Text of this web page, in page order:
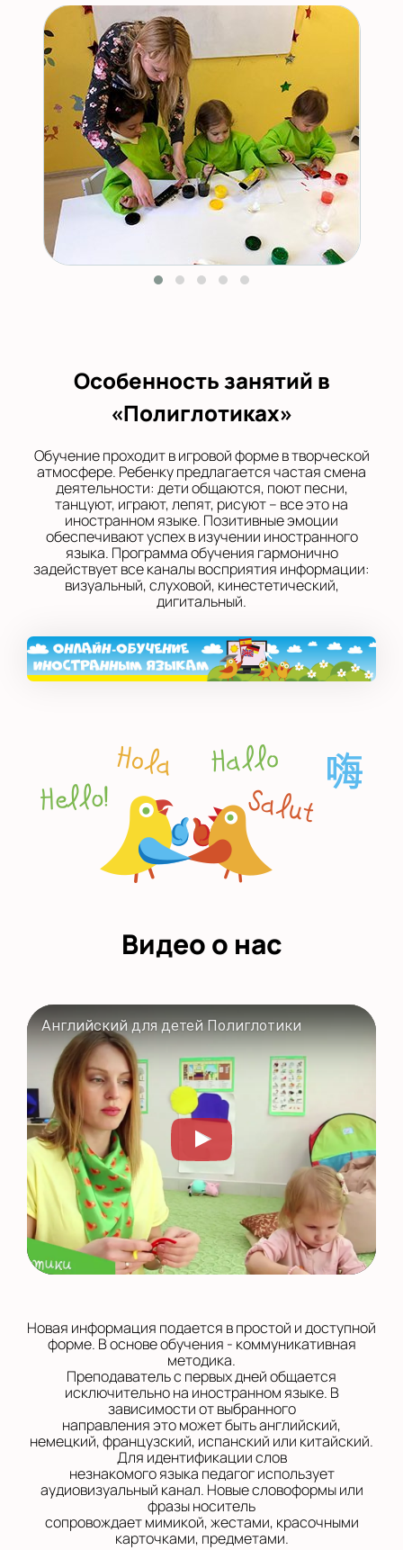
Особенность занятий в
«Полиглотиках»
Обучение проходит в игровой форме в творческой
атмосфере. Ребенку предлагается частая смена
деятельности: дети общаются, поют песни,
танцуют, играют, лепят, рисуют – все это на
иностранном языке. Позитивные эмоции
обеспечивают успех в изучении иностранного
языка. Программа обучения гармонично
задействует все каналы восприятия информации:
визуальный, слуховой, кинестетический,
дигитальный.
Видео о нас
Английский для детей Полиглотики
Новая информация подается в простой и доступной
форме. В основе обучения - коммуникативная
методика.
Преподаватель с первых дней общается
исключительно на иностранном языке. В
зависимости от выбранного
направления это может быть английский,
немецкий, французский, испанский или китайский.
Для идентификации слов
незнакомого языка педагог использует
аудиовизуальный канал. Новые словоформы или
фразы носитель
сопровождает мимикой, жестами, красочными
карточками, предметами.